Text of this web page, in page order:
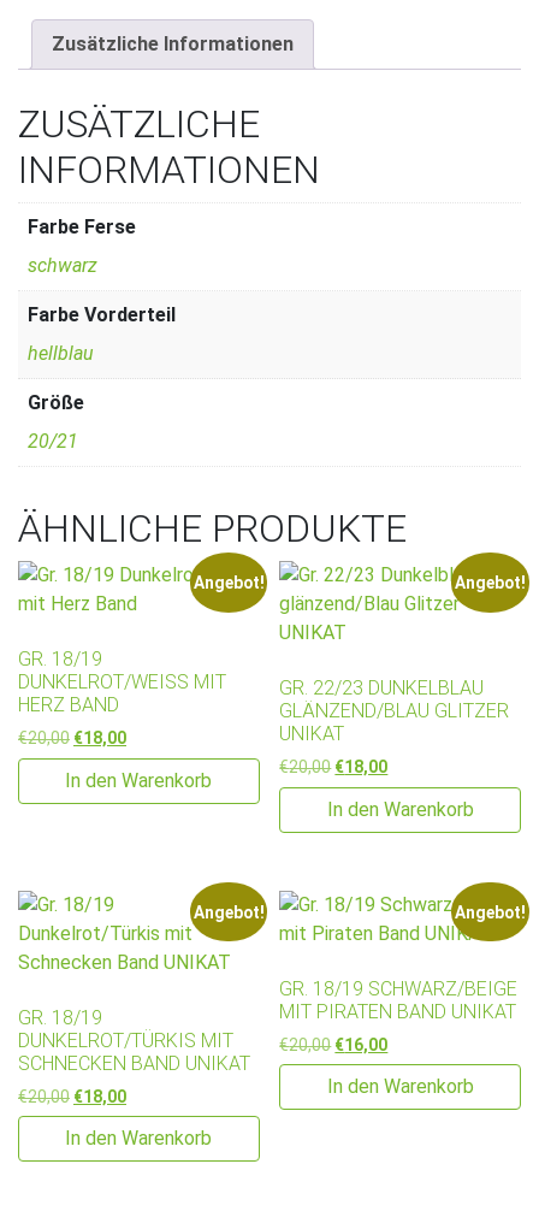
Zusätzliche Informationen
ZUSÄTZLICHE
INFORMATIONEN
Farbe Ferse
schwarz
Farbe Vorderteil
hellblau
Größe
20/21
ÄHNLICHE PRODUKTE
Angebot!
GR. 18/19
DUNKELROT/WEISS MIT H
ERZ BAND
€20,00 Ursprünglicher Preis war: €20,00
€18,00Aktueller Preis ist: €18,00.
In den Warenkorb
Angebot!
GR. 22/23 DUNKELBLAU
GLÄNZEND/BLAU GLITZER
UNIKAT
€20,00 Ursprünglicher Preis war:
€18,00Aktueller Preis ist:
In den Warenkorb
Angebot!
GR. 18/19
DUNKELROT/TÜRKIS MIT
SCHNECKEN BAND UNIKAT
€20,00 Ursprünglicher Preis war: €20,00
€18,00Aktueller Preis ist: €18,00.
In den Warenkorb
Angebot!
GR. 18/19 SCHWARZ/BEIGE
MIT PIRATEN BAND UNIKAT
€20,00 Ursprünglicher Preis war:
€16,00Aktueller Preis ist:
In den Warenkorb